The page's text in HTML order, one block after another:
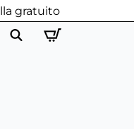
gratuito